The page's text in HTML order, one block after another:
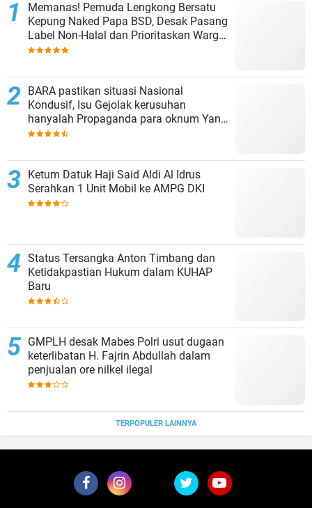
Memanas! Pemuda Lengkong Bersatu
Kepung Naked Papa BSD, Desak Pasang
Label Non-Halal dan Prioritaskan Warga
Lokal
BARA pastikan situasi Nasional
Kondusif, Isu Gejolak kerusuhan
hanyalah Propaganda para oknum Yang
tidak cinta NKRI!!!
Ketum Datuk Haji Said Aldi Al Idrus
Serahkan 1 Unit Mobil ke AMPG DKI
Status Tersangka Anton Timbang dan
Ketidakpastian Hukum dalam KUHAP
Baru
GMPLH desak Mabes Polri usut dugaan
keterlibatan H. Fajrin Abdullah dalam
penjualan ore nilkel ilegal
TERPOPULER LAINNYA